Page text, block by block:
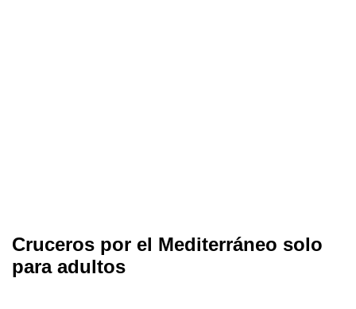
Cruceros por el Mediterráneo solo
para adultos